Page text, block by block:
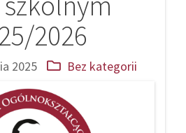
2026
2025 Bez kategorii